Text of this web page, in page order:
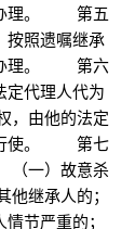
办理。 第五
按照遗嘱继承
办理。 第六
定代理人代为
由他的法定
行使。 第七
一）故意杀
继承人的；
节严重的；